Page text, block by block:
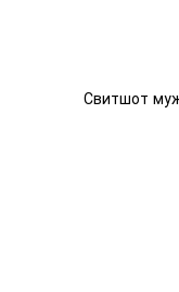
Свитшот